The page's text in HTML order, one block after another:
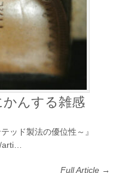
んする雑感
ッド製法の優位性～』
arti…
Full Article →